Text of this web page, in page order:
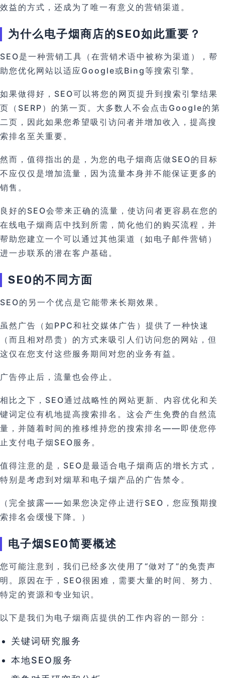
效益的方式，还成为了唯一有意义的营销渠道。
为什么电子烟商店的SEO如此重要？
SEO是一种营销工具（在营销术语中被称为渠道），帮
助您优化网站以适应Google或Bing等搜索引擎。
如果做得好，SEO可以将您的网页提升到搜索引擎结果
页（SERP）的第一页。大多数人不会点击Google的第
二页，因此如果您希望吸引访问者并增加收入，提高搜
索排名至关重要。
然而，值得指出的是，为您的电子烟商店做SEO的目标
不应仅仅是增加流量，因为流量本身并不能保证更多的
销售。
良好的SEO会带来正确的流量，使访问者更容易在您的
在线电子烟商店中找到所需，简化他们的购买流程，并
帮助您建立一个可以通过其他渠道（如电子邮件营销）
进一步联系的潜在客户基础。
SEO的不同方面
SEO的另一个优点是它能带来长期效果。
虽然广告（如PPC和社交媒体广告）提供了一种快速
（而且相对昂贵）的方式来吸引人们访问您的网站，但
这仅在您支付这些服务期间对您的业务有益。
广告停止后，流量也会停止。
相比之下，SEO通过战略性的网站更新、内容优化和关
键词定位有机地提高搜索排名。这会产生免费的自然流
量，并随着时间的推移维持您的搜索排名——即使您停
止支付电子烟SEO服务。
值得注意的是，SEO是最适合电子烟商店的增长方式，
特别是考虑到对烟草和电子烟产品的广告禁令。
（完全披露——如果您决定停止进行SEO，您应预期搜
索排名会缓慢下降。）
电子烟SEO简要概述
您可能注意到，我们已经多次使用了“做对了”的免责声
明。原因在于，SEO很困难，需要大量的时间、努力、
特定的资源和专业知识。
以下是我们为电子烟商店提供的工作内容的一部分：
关键词研究服务
本地SEO服务